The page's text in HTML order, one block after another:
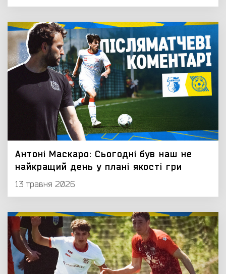
Антоні Маскаро: Сьогодні був наш не
найкращий день у плані якості гри
13 травня 2026